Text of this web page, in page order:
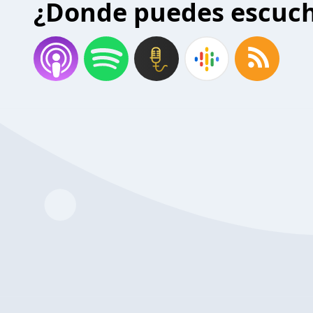
¿Donde puedes